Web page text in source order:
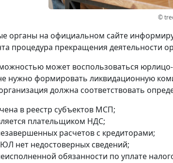
©
органы на официальном сайте
процедура прекращения деятельности
может воспользоваться
нужно формировать ликвидационную
должна соответствовать
в реестр субъектов МСП;
плательщиком НДС;
расчетов с кредиторами;
нет недостоверных сведений;
обязанности по уплате